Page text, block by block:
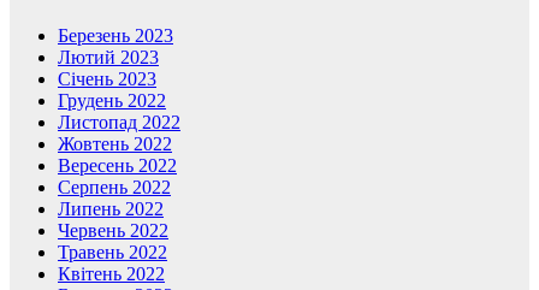
Березень 2023
Лютий 2023
Січень 2023
Грудень 2022
Листопад 2022
Жовтень 2022
Вересень 2022
Серпень 2022
Липень 2022
Червень 2022
Травень 2022
Квітень 2022